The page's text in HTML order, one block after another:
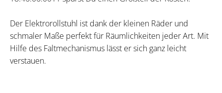
Der Elektrorollstuhl ist dank der kleinen Räder und
schmaler Maße perfekt für Räumlichkeiten jeder Art. Mit
Hilfe des Faltmechanismus lässt er sich ganz leicht
verstauen.